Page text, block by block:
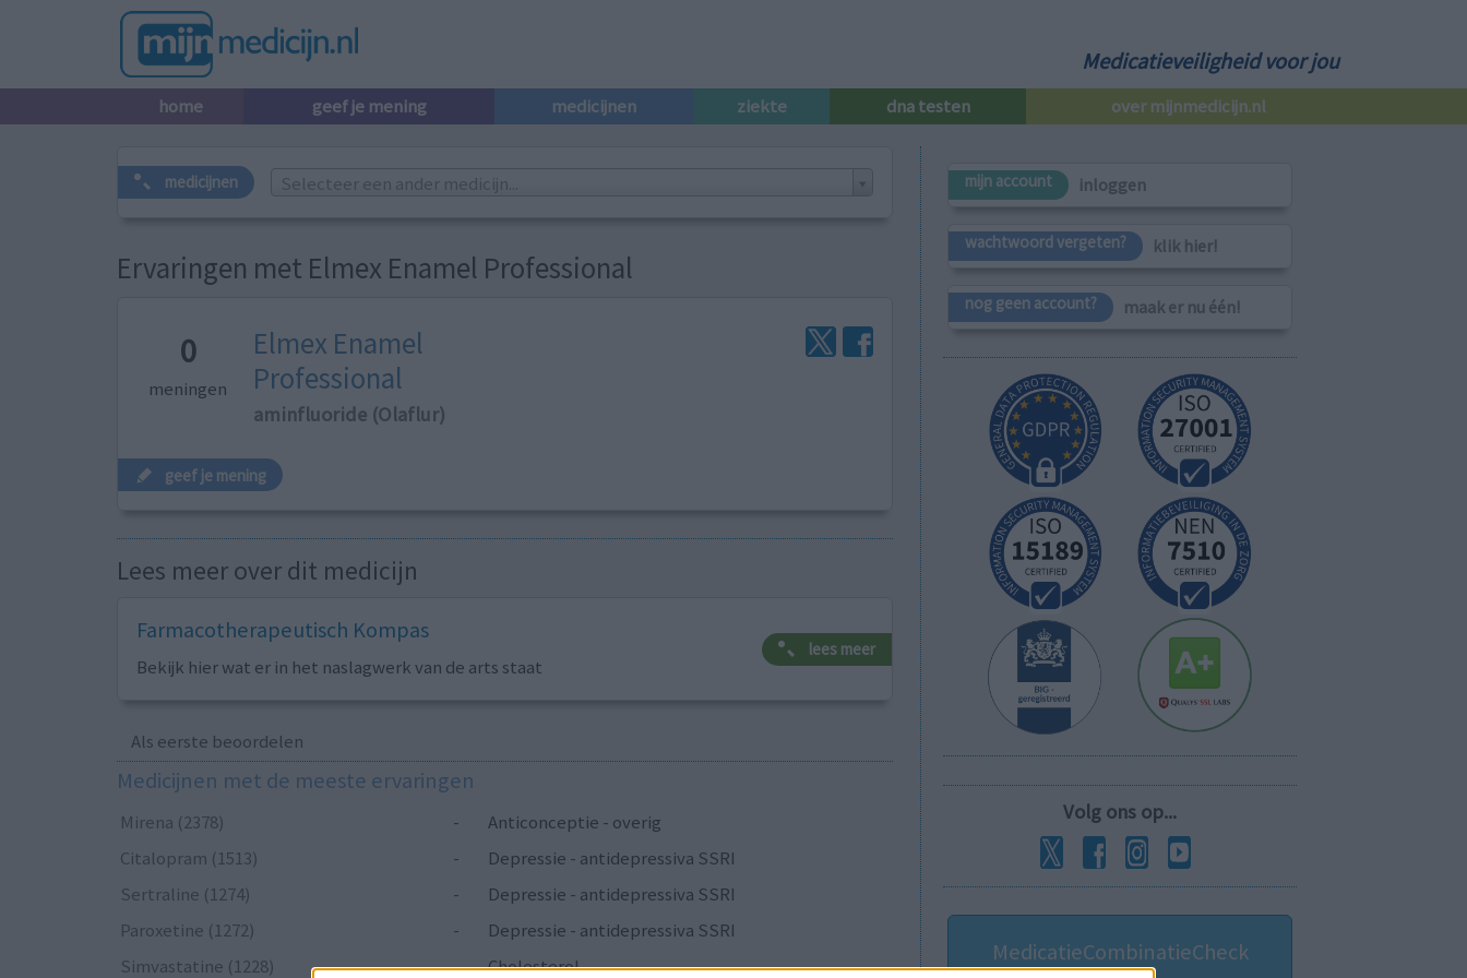
Medicatieveiligheid voor jou
home geef je mening medicijnen ziekte dna testen over mijnmedicijn.nl
medicijnen Selecteer een ander medicijn...
Ervaringen met Elmex Enamel Professional
0
meningen
Elmex Enamel
Professional
aminfluoride (Olaflur)
geef je mening
Lees meer over dit medicijn
Farmacotherapeutisch Kompas
Bekijk hier wat er in het naslagwerk van de arts staat
lees meer
Als eerste beoordelen
Medicijnen met de meeste ervaringen
Mirena (2378) -
Anticonceptie - overig
Citalopram (1513)
-
Depressie - antidepressiva SSRI
Sertraline (1274)
-
Depressie - antidepressiva SSRI
Paroxetine (1272)
-
Depressie - antidepressiva SSRI
Simvastatine (1228)
-
Cholesterol
mijn account inloggen
wachtwoord vergeten? klik hier!
nog geen account? maak er nu één!
Volg ons op...
MedicatieCombinatieCheck